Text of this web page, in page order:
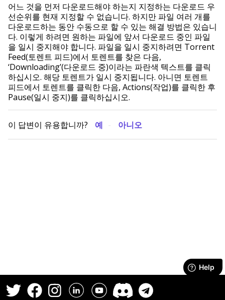
어느 것을 먼저 다운로드해야 하는지 지정하는 다운로드 우
선순위를 현재 지정할 수 없습니다. 하지만 파일 여러 개를
다운로드하는 동안 수동으로 할 수 있는 해결 방법은 있습니
다. 이렇게 하려면 원하는 파일에 앞서 다운로드 중인 파일
을 일시 중지해야 합니다. 파일을 일시 중지하려면 Torrent
Feed(토렌트 피드)에서 토렌트를 찾은 다음,
‘Downloading’(다운로드 중)이라는 파란색 텍스트를 클릭
하십시오. 해당 토렌트가 일시 중지됩니다. 아니면 토렌트
피드에서 토렌트를 클릭한 다음, Actions(작업)를 클릭한 후
Pause(일시 중지)를 클릭하십시오.
이 답변이 유용합니까? 예 아니오